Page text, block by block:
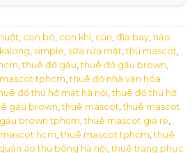
, con bò, con khỉ, cún, đĩa bay, hảo
, simple, sữa rửa mặt,thú mascot,
,thuê đồ gấu,thuê đồ gấu brown,
tphcm,thuê đồ nhà văn hóa
đồ thú hở mặt hà nội,thuê đồ thú hở
gấu brown,thuê mascot,thuê mascot
brown tphcm,thuê mascot giá rẻ,
hcm,thuê mascot tphcm,thuê
áo thú bông hà nội,thuê trang phục